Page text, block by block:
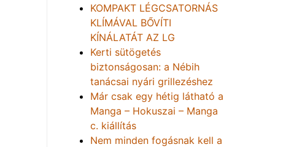
KOMPAKT LÉGCSATORNÁS
KLÍMÁVAL BŐVÍTI
KÍNÁLATÁT AZ LG
Kerti sütögetés
biztonságosan: a Nébih
tanácsai nyári grillezéshez
Már csak egy hétig látható a
Manga – Hokuszai – Manga
c. kiállítás
Nem minden fogásnak kell a